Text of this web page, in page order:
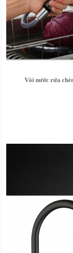
Vòi nước rửa